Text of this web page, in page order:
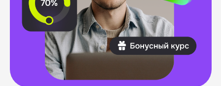
Истории обычных людей,
преобразивших свои жизни
благодаря обучению ИТ-
профессии. Они восхищают нас
своей силой и вдохновляют
на подобные перемены.